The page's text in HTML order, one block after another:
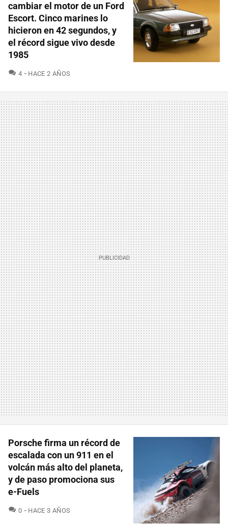
cambiar el motor de un Ford
Escort. Cinco marines lo
hicieron en 42 segundos, y
el récord sigue vivo desde
1985
4 COMENTARIOS
HACE 2 AÑOS
Porsche firma un récord de
escalada con un 911 en el
volcán más alto del planeta,
y de paso promociona sus
e-Fuels
0 COMENTARIOS
HACE 3 AÑOS